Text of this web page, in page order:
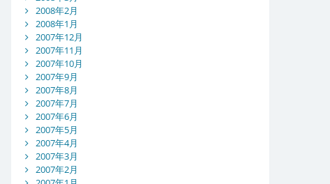
2008年2月
2008年1月
2007年12月
2007年11月
2007年10月
2007年9月
2007年8月
2007年7月
2007年6月
2007年5月
2007年4月
2007年3月
2007年2月